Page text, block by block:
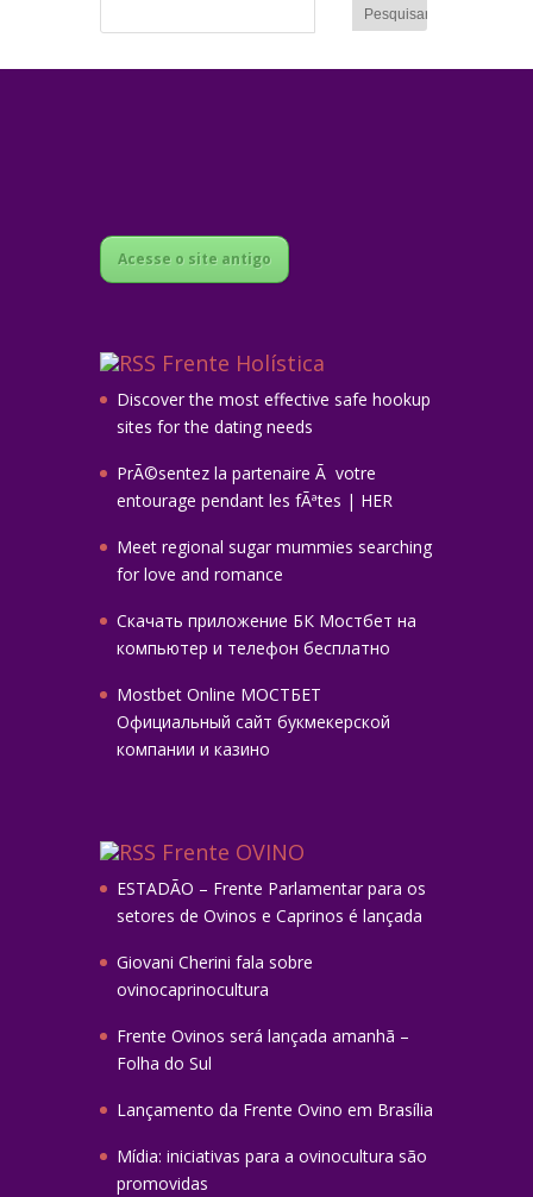
Acesse o site antigo
Frente Holística
Discover the most effective safe hookup
sites for the dating needs
PrÃ©sentez la partenaire Ã votre
entourage pendant les fÃªtes | HER
Meet regional sugar mummies searching
for love and romance
Скачать приложение БК Мостбет на
компьютер и телефон бесплатно
Mostbet Online МОСТБЕТ
Официальный сайт букмекерской
компании и казино
Frente OVINO
ESTADÃO – Frente Parlamentar para os
setores de Ovinos e Caprinos é lançada
Giovani Cherini fala sobre
ovinocaprinocultura
Frente Ovinos será lançada amanhã –
Folha do Sul
Lançamento da Frente Ovino em Brasília
Mídia: iniciativas para a ovinocultura são
promovidas